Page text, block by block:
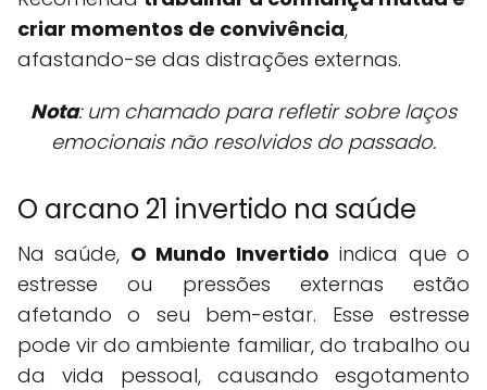
criar momentos de convivência,
afastando-se das distrações externas.
Nota: um chamado para refletir sobre laços
emocionais não resolvidos do passado.
O arcano 21 invertido na saúde
Na saúde, O Mundo Invertido indica que o
estresse ou pressões externas estão
afetando o seu bem-estar. Esse estresse
pode vir do ambiente familiar, do trabalho ou
da vida pessoal, causando esgotamento